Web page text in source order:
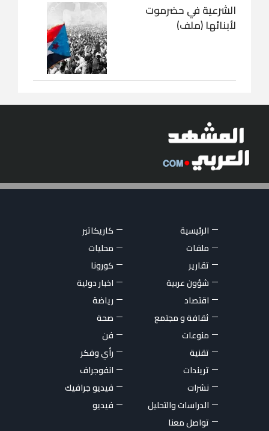
الشرعية في حضرموت
لأبنائها (ملف)
الرئيسية
كاريكاتير
ملفات
محليات
تقارير
كورونا
شؤون عربية
اخبار دولية
اقتصاد
رياضة
ثقافة و مجتمع
صحة
منوعات
فن
تقنية
رأي وفكر
تريندات
انفوجراف
نشرات
فيديو جرافيك
الدراسات والتحليل
فيديو
تواصل معنا